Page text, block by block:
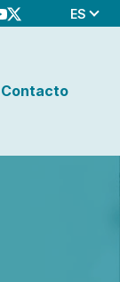
ES
Contacto